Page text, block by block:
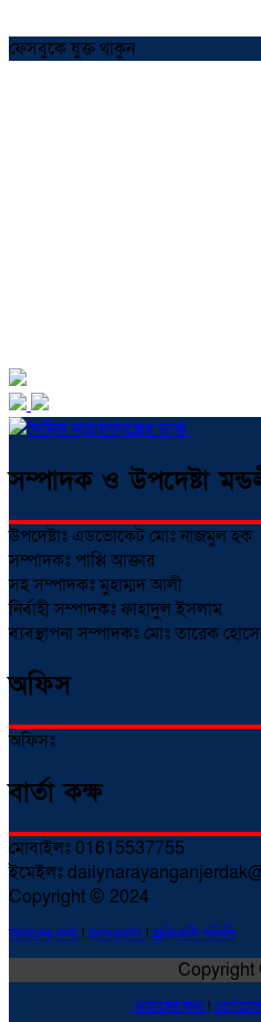
ফেসবুকে যুক্ত থাকুন
সম্পাদক ও উপদেষ্টা
উপদেষ্টাঃ এডভোকেট মোঃ নাজমুল হক
সম্পাদকঃ পাপ্পি আক্তার
সহ সম্পাদকঃ মুহাম্মদ আলী
নির্বাহী সম্পাদকঃ ফাহাদুল ইসলাম
ব্যবস্থাপনা সম্পাদকঃ মোঃ তারেক
অফিস
অফিসঃ
বার্তা কক্ষ
মোবাইলঃ 01615537755
ইমেইলঃ
Copyright © 2024
আমাদের কথা! যোগাযোগ ! প্রাইভেসি পলিসি
আমাদের কথা!